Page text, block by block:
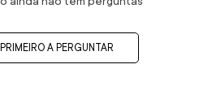
A PERGUNTAR